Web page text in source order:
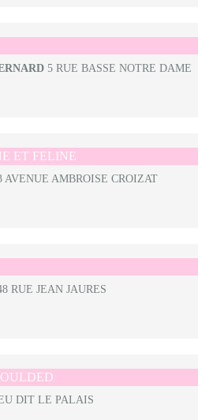
5 RUE BASSE NOTRE DAME
ET FELINE
AVENUE AMBROISE CROIZAT
RUE JEAN JAURES
DIT LE PALAIS